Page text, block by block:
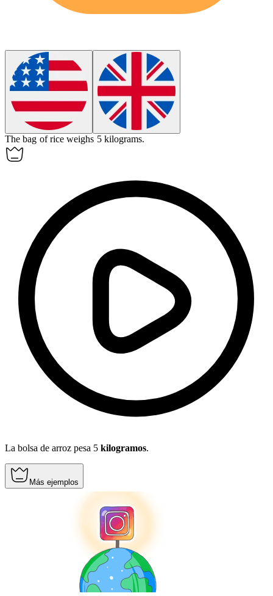
The bag of rice weighs 5 kilograms.
La bolsa de arroz pesa 5 kilogramos.
Más ejemplos